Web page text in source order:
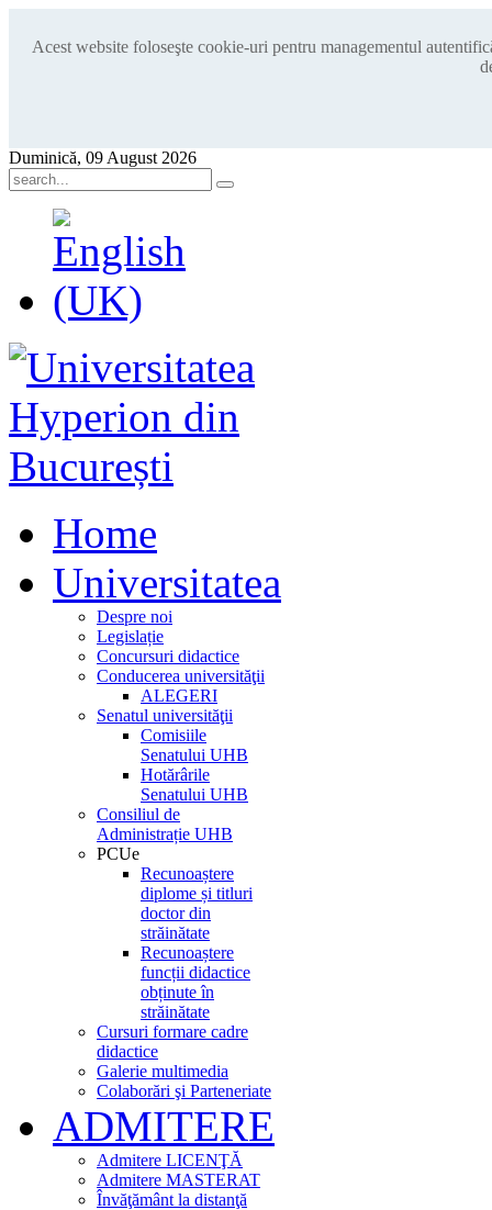
Acest website foloseşte cookie-uri pentru managementul
Duminică, 09 August 2026
Home
Universitatea
Despre noi
Legislație
Concursuri didactice
Conducerea universităţii
ALEGERI
Senatul universităţii
Comisiile
Senatului UHB
Hotărârile
Senatului UHB
Consiliul de
Administrație UHB
PCUe
Recunoaștere
diplome și titluri
doctor din
străinătate
Recunoaștere
funcții didactice
obținute în
străinătate
Cursuri formare cadre
didactice
Galerie multimedia
Colaborări şi Parteneriate
ADMITERE
Admitere LICENŢĂ
Admitere MASTERAT
Învăţământ la distanţă